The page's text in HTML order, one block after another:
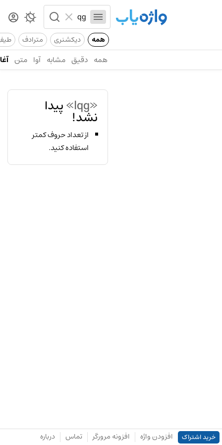
همه دیکشنری مترادف
همه دقیق مشابه آوا متن
«lqg» پیدا
نشد!
از تعداد حروف کمتر
استفاده کنید.
خرید اشتراک افزودن واژه افزونه مرورگر تماس درباره